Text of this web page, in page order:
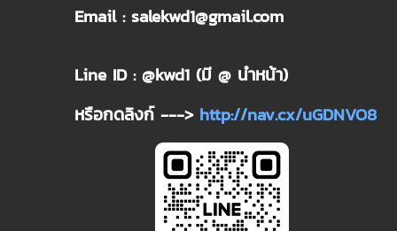
Email : salekwd1@gmail.com
Line ID : @kwd1 (มี @ นำหน้า)
หรือกดลิงก์ ---> http://nav.cx/uGDNVO8